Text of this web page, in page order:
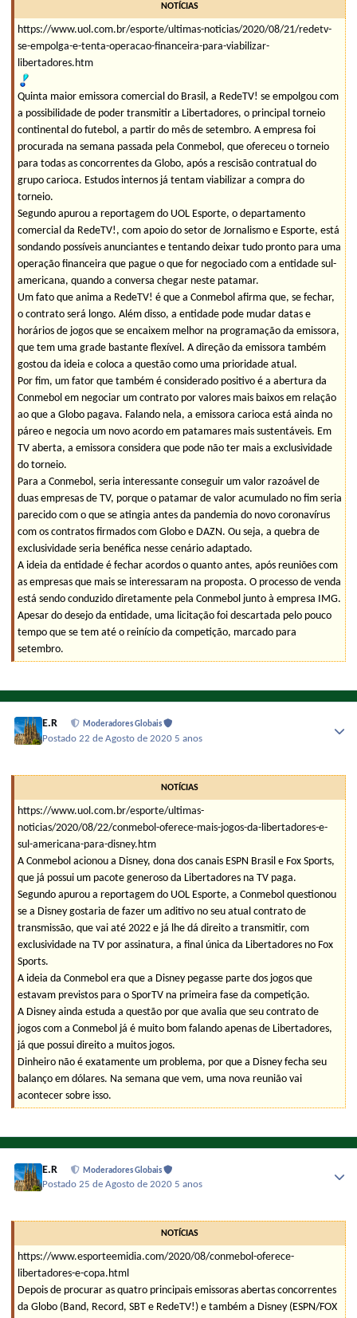
NOTÍCIAS
https://www.uol.com.br/esporte/ultimas-noticias/2020/08/21/redetv-
se-empolga-e-tenta-operacao-financeira-para-viabilizar-
libertadores.htm
Quinta maior emissora comercial do Brasil, a RedeTV! se empolgou com
a possibilidade de poder transmitir a Libertadores, o principal torneio
continental do futebol, a partir do mês de setembro. A empresa foi
procurada na semana passada pela Conmebol, que ofereceu o torneio
para todas as concorrentes da Globo, após a rescisão contratual do
grupo carioca. Estudos internos já tentam viabilizar a compra do
torneio.
Segundo apurou a reportagem do UOL Esporte, o departamento
comercial da RedeTV!, com apoio do setor de Jornalismo e Esporte, está
sondando possíveis anunciantes e tentando deixar tudo pronto para uma
operação financeira que pague o que for negociado com a entidade sul-
americana, quando a conversa chegar neste patamar.
Um fato que anima a RedeTV! é que a Conmebol afirma que, se fechar,
o contrato será longo. Além disso, a entidade pode mudar datas e
horários de jogos que se encaixem melhor na programação da emissora,
que tem uma grade bastante flexível. A direção da emissora também
gostou da ideia e coloca a questão como uma prioridade atual.
Por fim, um fator que também é considerado positivo é a abertura da
Conmebol em negociar um contrato por valores mais baixos em relação
ao que a Globo pagava. Falando nela, a emissora carioca está ainda no
páreo e negocia um novo acordo em patamares mais sustentáveis. Em
TV aberta, a emissora considera que pode não ter mais a exclusividade
do torneio.
Para a Conmebol, seria interessante conseguir um valor razoável de
duas empresas de TV, porque o patamar de valor acumulado no fim seria
parecido com o que se atingia antes da pandemia do novo coronavírus
com os contratos firmados com Globo e DAZN. Ou seja, a quebra de
exclusividade seria benéfica nesse cenário adaptado.
A ideia da entidade é fechar acordos o quanto antes, após reuniões com
as empresas que mais se interessaram na proposta. O processo de venda
está sendo conduzido diretamente pela Conmebol junto à empresa IMG.
Apesar do desejo da entidade, uma licitação foi descartada pelo pouco
tempo que se tem até o reinício da competição, marcado para
setembro.
E.R Moderadores Globais
Postado22 de Agosto de 2020 5 anos
NOTÍCIAS
https://www.uol.com.br/esporte/ultimas-
noticias/2020/08/22/conmebol-oferece-mais-jogos-da-libertadores-e-
sul-americana-para-disney.htm
A Conmebol acionou a Disney, dona dos canais ESPN Brasil e Fox Sports,
que já possui um pacote generoso da Libertadores na TV paga.
Segundo apurou a reportagem do UOL Esporte, a Conmebol questionou
se a Disney gostaria de fazer um aditivo no seu atual contrato de
transmissão, que vai até 2022 e já lhe dá direito a transmitir, com
exclusividade na TV por assinatura, a final única da Libertadores no Fox
Sports.
A ideia da Conmebol era que a Disney pegasse parte dos jogos que
estavam previstos para o SporTV na primeira fase da competição.
A Disney ainda estuda a questão por que avalia que seu contrato de
jogos com a Conmebol já é muito bom falando apenas de Libertadores,
já que possui direito a muitos jogos.
Dinheiro não é exatamente um problema, por que a Disney fecha seu
balanço em dólares. Na semana que vem, uma nova reunião vai
acontecer sobre isso.
E.R Moderadores Globais
Postado25 de Agosto de 2020 5 anos
NOTÍCIAS
https://www.esporteemidia.com/2020/08/conmebol-oferece-
libertadores-e-copa.html
Depois de procurar as quatro principais emissoras abertas concorrentes
da Globo (Band, Record, SBT e RedeTV!) e também a Disney (ESPN/FOX